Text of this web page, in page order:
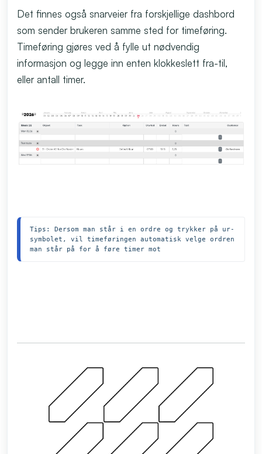
Det finnes også snarveier fra forskjellige dashbord
som sender brukeren samme sted for timeføring.
Timeføring gjøres ved å fylle ut nødvendig
informasjon og legge inn enten klokkeslett fra-til,
eller antall timer.
Tips: Dersom man står i en ordre og trykker på ur-
symbolet, vil timeføringen automatisk velge ordren
man står på for å føre timer mot